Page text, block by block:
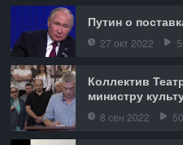
Путин о
27 окт 2022
Коллектив
министру
8 сен 2022